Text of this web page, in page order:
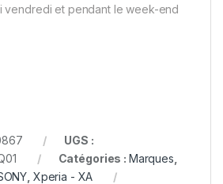
vendredi et pendant le week-end
UGS :
Catégories : Marques
Xperia - XA